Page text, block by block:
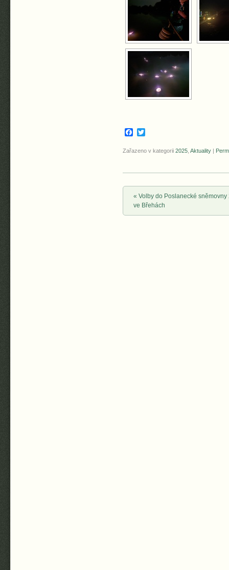
Facebook
Zařazeno v kategorii 2025 Aktuality |
Post navigation
« Volby do Poslanecké sněmovny
ve Břehách